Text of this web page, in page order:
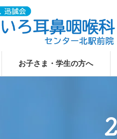
お子さま・学生の方へ